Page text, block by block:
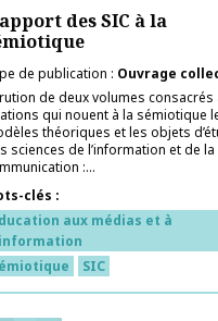
des SIC à la
de publication
Ouvrage
de deux volumes consacrés
qui nouent à la sémiotique
théoriques et les objets
sciences de l’information et de la
:...
clés
aux médias et à
SIC